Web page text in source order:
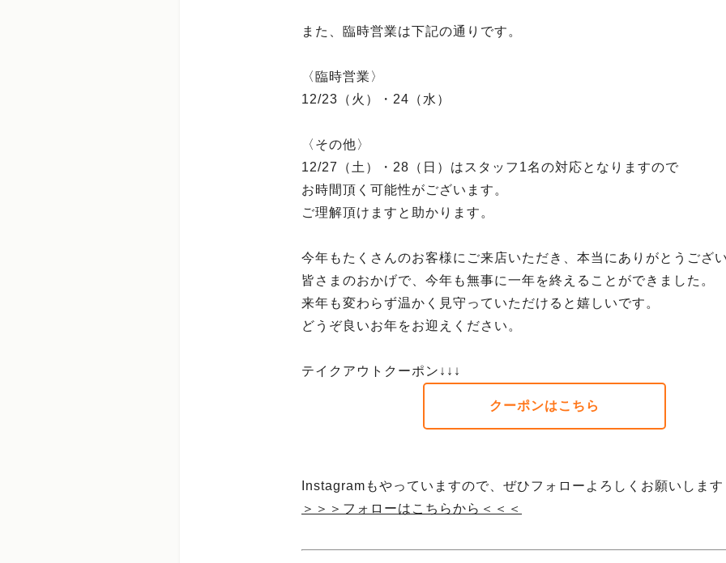
また、臨時営業は下記の通りです。
〈臨時営業〉
12/23（火）・24（水）
〈その他〉
12/27（土）・28（日）はスタッフ1名の対応となりますので
お時間頂く可能性がございます。
ご理解頂けますと助かります。
今年もたくさんのお客様にご来店いただき、本当にありがとうござ
皆さまのおかげで、今年も無事に一年を終えることができました。
来年も変わらず温かく見守っていただけると嬉しいです。
どうぞ良いお年をお迎えください。
テイクアウトクーポン↓↓↓
クーポンはこちら
Instagramもやっていますので、ぜひフォローよろしくお願いしま
＞＞＞フォローはこちらから＜＜＜